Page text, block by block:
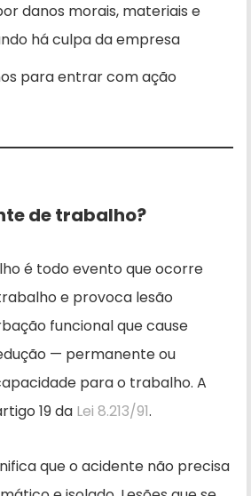
danos morais, materiais e
há culpa da empresa
para entrar com ação
de trabalho?
é todo evento que ocorre
e provoca lesão
funcional que cause
— permanente ou
para o trabalho. A
19 da Lei 8.213/91.
que o acidente não precisa